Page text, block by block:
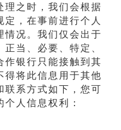
理之时，我们会根据
定，在事前进行个人
情况。我们仅会出于
当、必要、特定、
作银行只能接触到其
得将此信息用于其他
联系方式如下，您可
人信息权利：